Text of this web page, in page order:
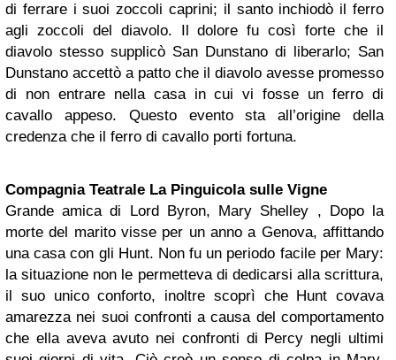
di ferrare i suoi zoccoli caprini; il santo inchiodò il ferro
agli zoccoli del diavolo. Il dolore fu così forte che il
diavolo stesso supplicò San Dunstano di liberarlo; San
Dunstano accettò a patto che il diavolo avesse promesso
di non entrare nella casa in cui vi fosse un ferro di
cavallo appeso. Questo evento sta all’origine della
credenza che il ferro di cavallo porti fortuna.
Compagnia Teatrale La Pinguicola sulle Vigne
Grande amica di Lord Byron, Mary Shelley , Dopo la
morte del marito visse per un anno a Genova, affittando
una casa con gli Hunt. Non fu un periodo facile per Mary:
la situazione non le permetteva di dedicarsi alla scrittura,
il suo unico conforto, inoltre scoprì che Hunt covava
amarezza nei suoi confronti a causa del comportamento
che ella aveva avuto nei confronti di Percy negli ultimi